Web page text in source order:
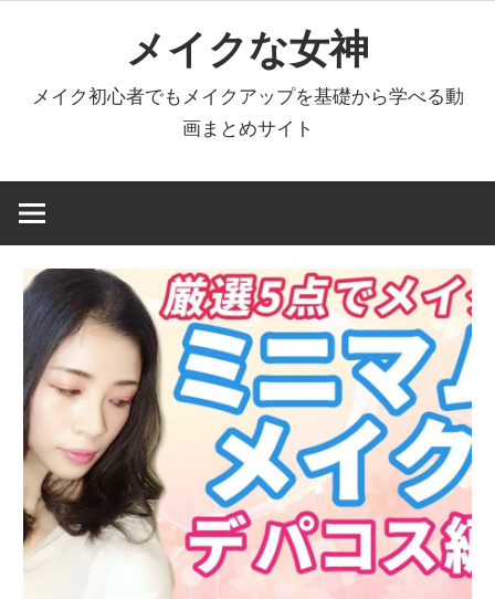
へ
キ
メイクな女神
メイク初心者でもメイクアップを基礎から学べる動
画まとめサイト